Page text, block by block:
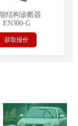
结构诊断器
EN300-G
获取报价